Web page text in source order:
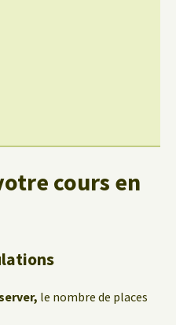
cours en
le nombre de places